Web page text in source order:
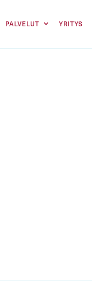
PALVELUT YRITYS